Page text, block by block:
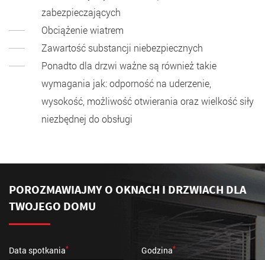
zabezpieczających
Obciążenie wiatrem
Zawartość substancji niebezpiecznych
Ponadto dla drzwi ważne są również takie
wymagania jak: odporność na uderzenie,
wysokość, możliwość otwierania oraz wielkość siły
niezbędnej do obsługi
POROZMAWIAJMY O OKNACH I DRZWIACH DLA
TWOJEGO DOMU
Data spotkania* Godzina*